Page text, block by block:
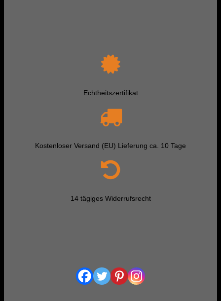
Echtheitszertifikat
Kostenloser Versand (EU) Lieferung ca. 10 Tage
14 tägiges Widerrufsrecht